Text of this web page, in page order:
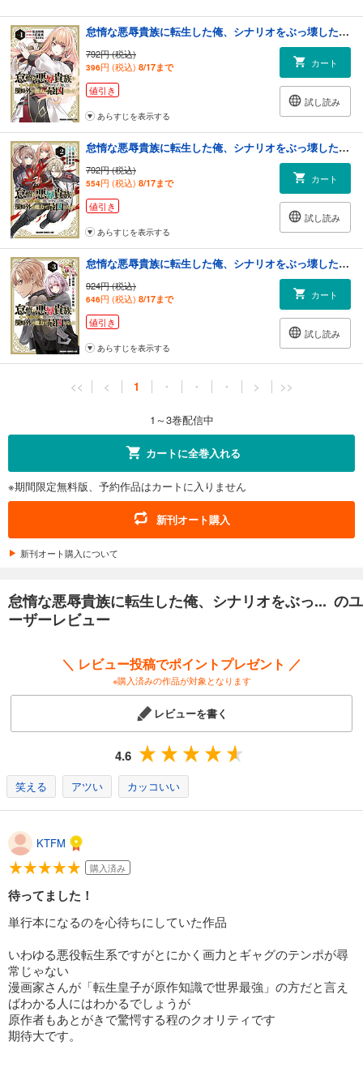
怠惰な悪辱貴族に転生した俺、シナリオをぶっ壊したら規格外の魔力で最凶になった Vol.1
792円 (税込)
396円 (税込) 8/17まで
値引き
カート
試し読み
あらすじを表示する
怠惰な悪辱貴族に転生した俺、シナリオをぶっ壊したら規格外の魔力で最凶になった Vol.2
792円 (税込)
554円 (税込) 8/17まで
値引き
カート
試し読み
あらすじを表示する
怠惰な悪辱貴族に転生した俺、シナリオをぶっ壊したら規格外の魔力で最凶になった Vol.3
924円 (税込)
646円 (税込) 8/17まで
値引き
カート
試し読み
あらすじを表示する
<< < 1 ・ ・ ・ > >>
1～3巻配信中
カートに全巻入れる
※期間限定無料版、予約作品はカートに入りません
新刊オート購入
新刊オート購入について
怠惰な悪辱貴族に転生した俺、シナリオをぶっ... のユ
ーザーレビュー
＼ レビュー投稿でポイントプレゼント ／
※購入済みの作品が対象となります
レビューを書く
4.6
笑える アツい カッコいい
KTFM
購入済み
待ってました！
単行本になるのを心待ちにしていた作品
いわゆる悪役転生系ですがとにかく画力とギャグのテンポが尋
常じゃない
漫画家さんが「転生皇子が原作知識で世界最強」の方だと言え
ばわかる人にはわかるでしょうが
原作者もあとがきで驚愕する程のクオリティです
期待大です。